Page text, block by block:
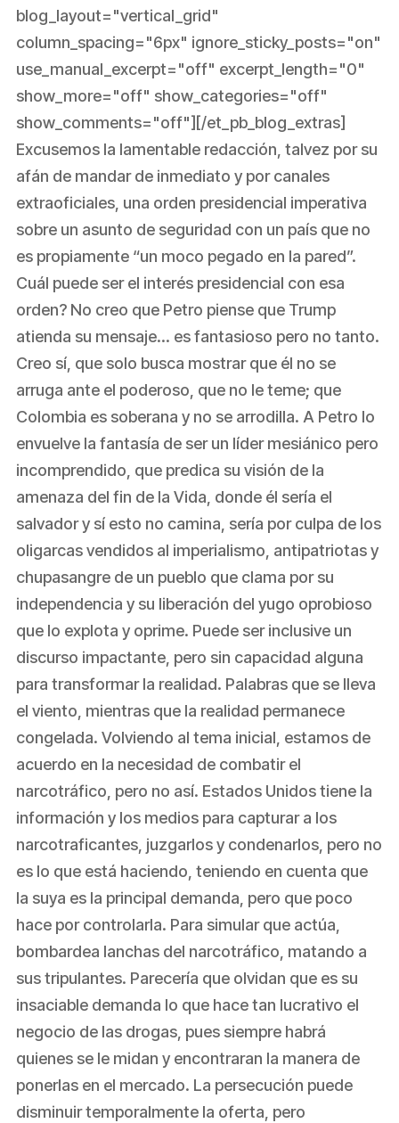
blog_layout="vertical_grid"
column_spacing="6px" ignore_sticky_posts="on"
use_manual_excerpt="off" excerpt_length="0"
show_more="off" show_categories="off"
show_comments="off"][/et_pb_blog_extras]
Excusemos la lamentable redacción, talvez por su
afán de mandar de inmediato y por canales
extraoficiales, una orden presidencial imperativa
sobre un asunto de seguridad con un país que no
es propiamente “un moco pegado en la pared”.
Cuál puede ser el interés presidencial con esa
orden? No creo que Petro piense que Trump
atienda su mensaje… es fantasioso pero no tanto.
Creo sí, que solo busca mostrar que él no se
arruga ante el poderoso, que no le teme; que
Colombia es soberana y no se arrodilla. A Petro lo
envuelve la fantasía de ser un líder mesiánico pero
incomprendido, que predica su visión de la
amenaza del fin de la Vida, donde él sería el
salvador y sí esto no camina, sería por culpa de los
oligarcas vendidos al imperialismo, antipatriotas y
chupasangre de un pueblo que clama por su
independencia y su liberación del yugo oprobioso
que lo explota y oprime. Puede ser inclusive un
discurso impactante, pero sin capacidad alguna
para transformar la realidad. Palabras que se lleva
el viento, mientras que la realidad permanece
congelada. Volviendo al tema inicial, estamos de
acuerdo en la necesidad de combatir el
narcotráfico, pero no así. Estados Unidos tiene la
información y los medios para capturar a los
narcotraficantes, juzgarlos y condenarlos, pero no
es lo que está haciendo, teniendo en cuenta que
la suya es la principal demanda, pero que poco
hace por controlarla. Para simular que actúa,
bombardea lanchas del narcotráfico, matando a
sus tripulantes. Parecería que olvidan que es su
insaciable demanda lo que hace tan lucrativo el
negocio de las drogas, pues siempre habrá
quienes se le midan y encontraran la manera de
ponerlas en el mercado. La persecución puede
disminuir temporalmente la oferta, pero